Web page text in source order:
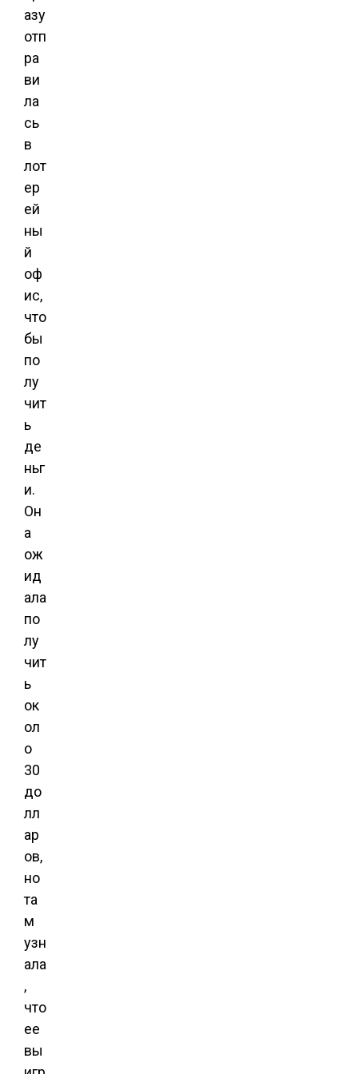
азу
отп
ра
ви
ла
сь
в
лот
ер
ей
ны
й
оф
ис,
что
бы
по
лу
чит
ь
де
ньг
и.
Он
а
ож
ид
ала
по
лу
чит
ь
ок
ол
о
30
до
лл
ар
ов,
но
та
м
узн
ала
,
что
ее
вы